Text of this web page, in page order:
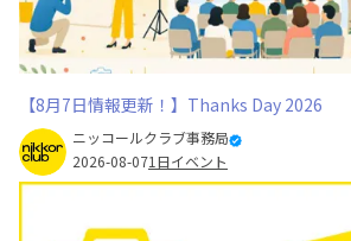
【8月7日情報更新！】Thanks Day 2026
ニッコールクラブ事務局
2026-08-071日イベント